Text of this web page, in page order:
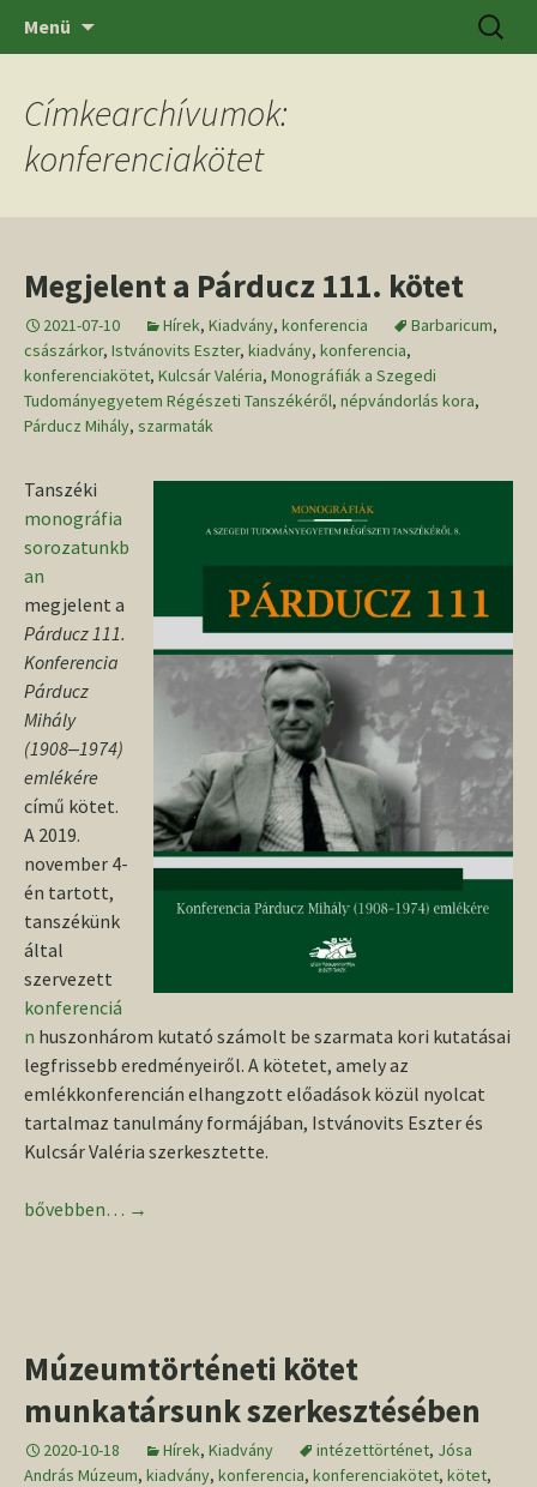
SZTE BTK Régészeti Tanszék
Menü
Címkearchívumok:
konferenciakötet
Megjelent a Párducz 111. kötet
2021-07-10 Hírek, Kiadvány, konferencia Barbaricum,
császárkor, Istvánovits Eszter, kiadvány, konferencia,
konferenciakötet, Kulcsár Valéria, Monográfiák a Szegedi
Tudományegyetem Régészeti Tanszékéről, népvándorlás kora,
Párducz Mihály, szarmaták
Tanszéki
monográfia
sorozatunkb
an
megjelent a
Párducz 111.
Konferencia
Párducz
Mihály
(1908‒1974)
emlékére
című kötet.
A 2019.
november 4-
én tartott,
tanszékünk
által
szervezett
konferenciá
n huszonhárom kutató számolt be szarmata kori kutatásai
legfrissebb eredményeiről. A kötetet, amely az
emlékkonferencián elhangzott előadások közül nyolcat
tartalmaz tanulmány formájában, Istvánovits Eszter és
Kulcsár Valéria szerkesztette.
Megjelent a Párducz 111. kötet
bővebben… →
Múzeumtörténeti kötet
munkatársunk szerkesztésében
2020-10-18 Hírek, Kiadvány intézettörténet, Jósa
András Múzeum, kiadvány, konferencia, konferenciakötet, kötet,